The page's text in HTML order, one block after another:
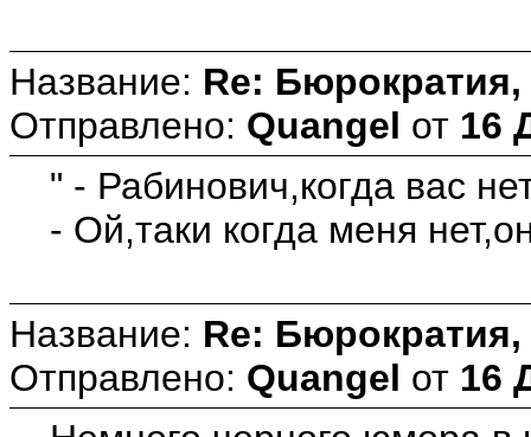
Название: Re: Бюрократия,
Отправлено: Quangel от 16
" - Рабинович,когда вас
- Ой,таки когда меня
Название: Re: Бюрократия,
Отправлено: Quangel от 16